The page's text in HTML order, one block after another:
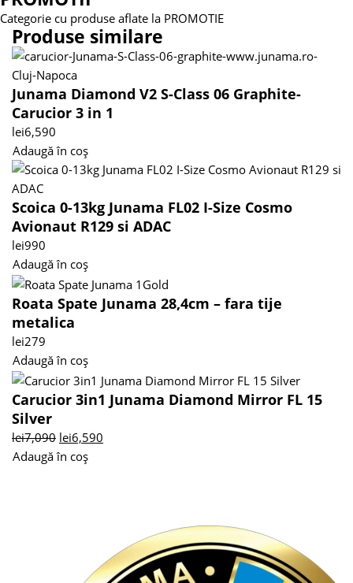
Categorie cu produse aflate la PROMOTIE
Produse similare
Junama Diamond V2 S-Class 06 Graphite-
Carucior 3 in 1
lei6,590
Adaugă în coș
Scoica 0-13kg Junama FL02 I-Size Cosmo
Avionaut R129 si ADAC
lei990
Adaugă în coș
Roata Spate Junama 28,4cm – fara tije
metalica
lei279
Adaugă în coș
Carucior 3in1 Junama Diamond Mirror FL 15
Silver
lei7,090 lei6,590
Adaugă în coș